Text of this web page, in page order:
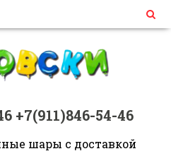
+7(911)846-54-46
шары с доставкой